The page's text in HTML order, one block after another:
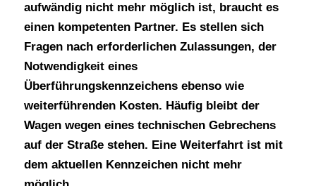
aufwändig nicht mehr möglich ist, braucht es
einen kompetenten Partner. Es stellen sich
Fragen nach erforderlichen Zulassungen, der
Notwendigkeit eines
Überführungskennzeichens ebenso wie
weiterführenden Kosten. Häufig bleibt der
Wagen wegen eines technischen Gebrechens
auf der Straße stehen. Eine Weiterfahrt ist mit
dem aktuellen Kennzeichen nicht mehr